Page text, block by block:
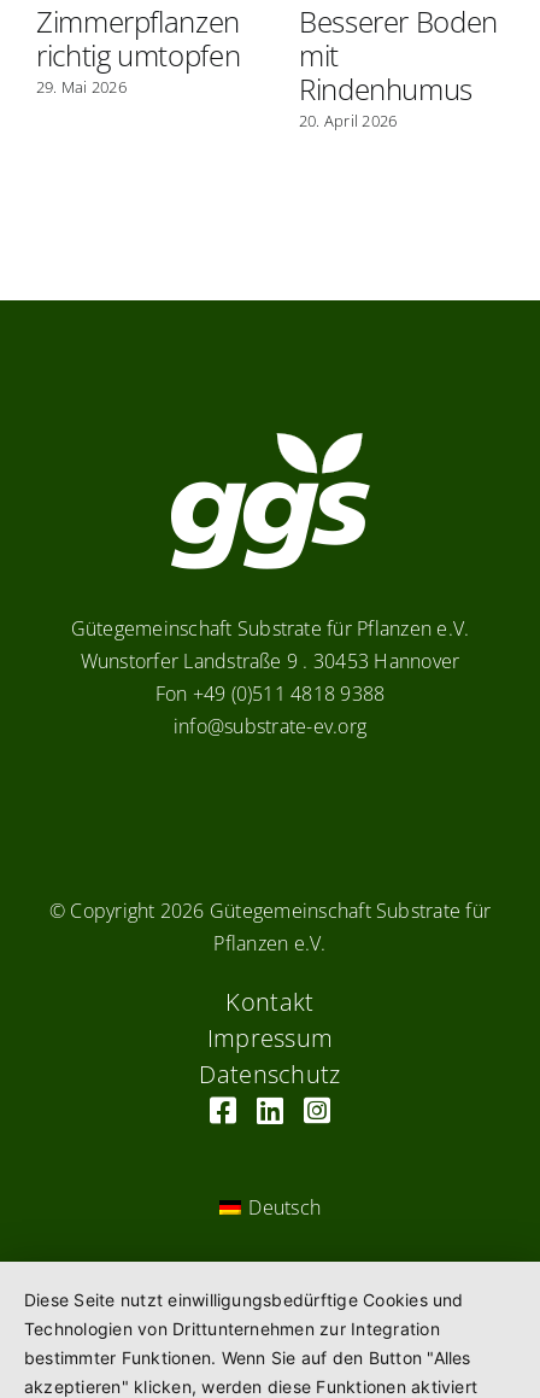
Zimmerpflanzen
richtig umtopfen
29. Mai 2026
Besserer Boden
mit
Rindenhumus
20. April 2026
Gütegemeinschaft Substrate für Pflanzen e.V.
Wunstorfer Landstraße 9 . 30453 Hannover
Fon +49 (0)511 4818 9388
info@substrate-ev.org
© Copyright 2026 Gütegemeinschaft Substrate für
Pflanzen e.V.
Kontakt
Impressum
Datenschutz
Deutsch
Diese Seite nutzt einwilligungsbedürftige Cookies und
Technologien von Drittunternehmen zur Integration
bestimmter Funktionen. Wenn Sie auf den Button "Alles
akzeptieren" klicken, werden diese Funktionen aktiviert